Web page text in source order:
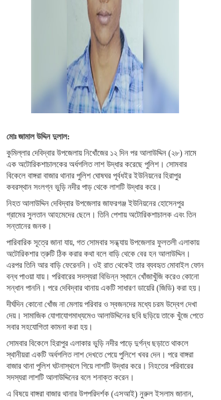
মোঃ জামাল উদ্দিন দুলাল:
কুমিল্লার দেবিদ্বার উপজেলায় নিখোঁজের ১২ দিন পর আলাউদ্দিন (২৮) নামে
এক অটোরিকশাচালকের অর্ধগলিত লাশ উদ্ধার করেছে পুলিশ। সোমবার
বিকেলে বাঙ্গরা বাজার থানার পুলিশ ঘোষঘর পূর্বধইর ইউনিয়নের হিরাপুর
কবরস্থান সংলগ্ন ভুড়ি নদীর পাড় থেকে লাশটি উদ্ধার করে।
নিহত আলাউদ্দিন দেবিদ্বার উপজেলার জাফরগঞ্জ ইউনিয়নের হোসেনপুর
গ্রামের সুলতান আহমেদের ছেলে। তিনি পেশায় অটোরিকশাচালক এবং তিন
সন্তানের জনক।
পারিবারিক সূত্রে জানা যায়, গত সোমবার সন্ধ্যায় উপজেলার ফুলতলী এলাকায়
অটোরিকশার ত্রুটি ঠিক করার কথা বলে বাড়ি থেকে বের হন আলাউদ্দিন।
এরপর তিনি আর বাড়ি ফেরেননি। ওই রাত থেকেই তার ব্যবহৃত মোবাইল ফোন
বন্ধ পাওয়া যায়। পরিবারের সদস্যরা বিভিন্ন স্থানে খোঁজাখুঁজি করেও কোনো
সন্ধান পাননি। পরে দেবিদ্বার থানায় একটি সাধারণ ডায়েরি (জিডি) করা হয়।
দীর্ঘদিন কোনো খোঁজ না মেলায় পরিবার ও স্বজনদের মধ্যে চরম উদ্বেগ দেখা
দেয়। সামাজিক যোগাযোগমাধ্যমেও আলাউদ্দিনের ছবি ছড়িয়ে তাকে খুঁজে পেতে
সবার সহযোগিতা কামনা করা হয়।
সোমবার বিকেলে হিরাপুর এলাকার ভুড়ি নদীর পাড়ে দুর্গন্ধ ছড়াতে থাকলে
স্থানীয়রা একটি অর্ধগলিত লাশ দেখতে পেয়ে পুলিশে খবর দেন। পরে বাঙ্গরা
বাজার থানা পুলিশ ঘটনাস্থলে গিয়ে লাশটি উদ্ধার করে। নিহতের পরিবারের
সদস্যরা লাশটি আলাউদ্দিনের বলে শনাক্ত করেন।
এ বিষয়ে বাঙ্গরা বাজার থানার উপপরিদর্শক (এসআই) নুরুল ইসলাম জানান,